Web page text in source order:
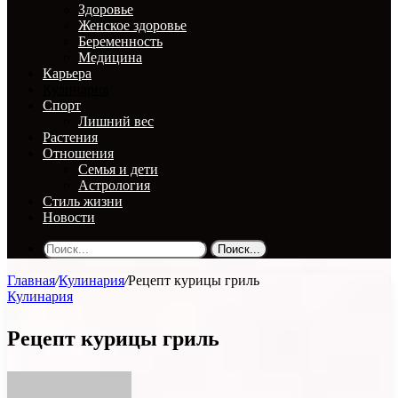
Здоровье
Женское здоровье
Беременность
Медицина
Карьера
Спорт
Лишний вес
Растения
Отношения
Семья и дети
Астрология
Стиль жизни
Новости
Поиск...
Главная/Кулинария/Рецепт курицы гриль
Кулинария
Рецепт курицы гриль